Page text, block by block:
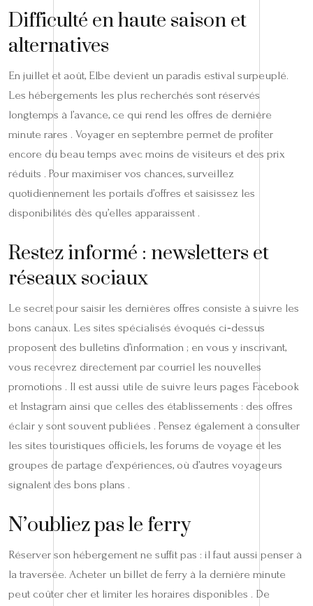
Difficulté en haute saison et
alternatives
En juillet et août, Elbe devient un paradis estival surpeuplé.
Les hébergements les plus recherchés sont réservés
longtemps à l’avance, ce qui rend les offres de dernière
minute rares . Voyager en septembre permet de profiter
encore du beau temps avec moins de visiteurs et des prix
réduits . Pour maximiser vos chances, surveillez
quotidiennement les portails d’offres et saisissez les
disponibilités dès qu’elles apparaissent .
Restez informé : newsletters et
réseaux sociaux
Le secret pour saisir les dernières offres consiste à suivre les
bons canaux. Les sites spécialisés évoqués ci‑dessus
proposent des bulletins d’information ; en vous y inscrivant,
vous recevrez directement par courriel les nouvelles
promotions . Il est aussi utile de suivre leurs pages Facebook
et Instagram ainsi que celles des établissements : des offres
éclair y sont souvent publiées . Pensez également à consulter
les sites touristiques officiels, les forums de voyage et les
groupes de partage d’expériences, où d’autres voyageurs
signalent des bons plans .
N’oubliez pas le ferry
Réserver son hébergement ne suffit pas : il faut aussi penser à
la traversée. Acheter un billet de ferry à la dernière minute
peut coûter cher et limiter les horaires disponibles . De